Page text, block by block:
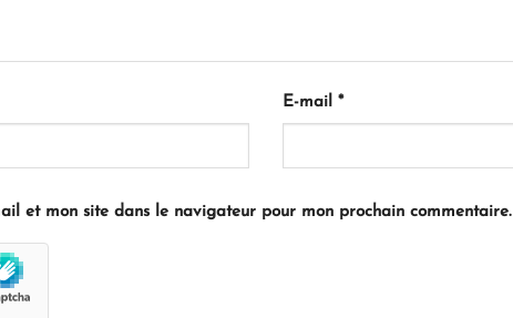
E-mail *
et mon site dans le navigateur pour mon prochain commentaire.